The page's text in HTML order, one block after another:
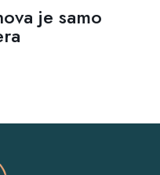
je samo